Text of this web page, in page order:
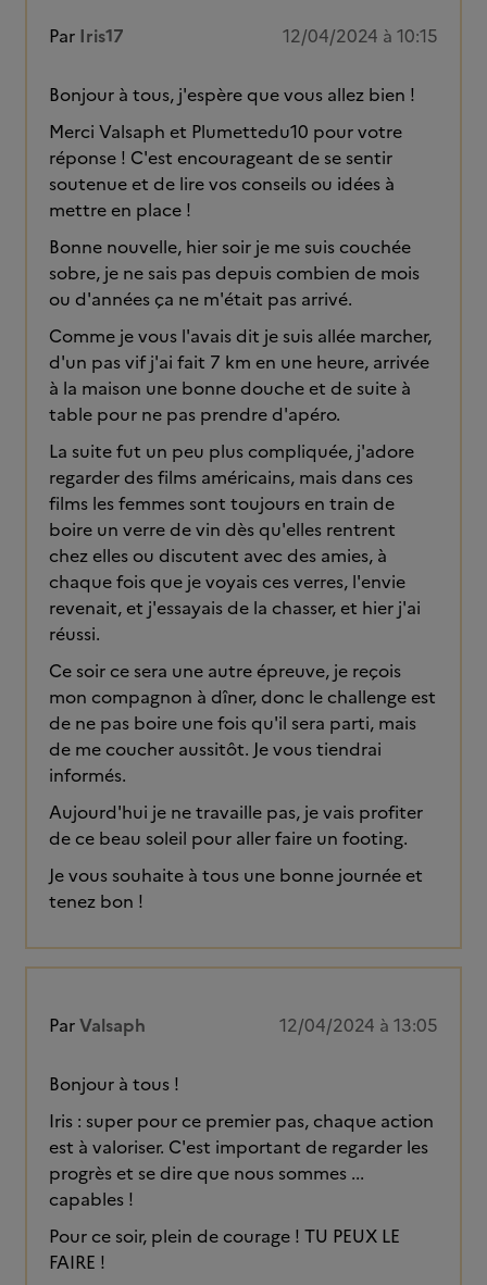
Par Iris17 12/04/2024 à 10:15
Bonjour à tous, j'espère que vous allez bien !
Merci Valsaph et Plumettedu10 pour votre
réponse ! C'est encourageant de se sentir
soutenue et de lire vos conseils ou idées à
mettre en place !
Bonne nouvelle, hier soir je me suis couchée
sobre, je ne sais pas depuis combien de mois
ou d'années ça ne m'était pas arrivé.
Comme je vous l'avais dit je suis allée marcher,
d'un pas vif j'ai fait 7 km en une heure, arrivée
à la maison une bonne douche et de suite à
table pour ne pas prendre d'apéro.
La suite fut un peu plus compliquée, j'adore
regarder des films américains, mais dans ces
films les femmes sont toujours en train de
boire un verre de vin dès qu'elles rentrent
chez elles ou discutent avec des amies, à
chaque fois que je voyais ces verres, l'envie
revenait, et j'essayais de la chasser, et hier j'ai
réussi.
Ce soir ce sera une autre épreuve, je reçois
mon compagnon à dîner, donc le challenge est
de ne pas boire une fois qu'il sera parti, mais
de me coucher aussitôt. Je vous tiendrai
informés.
Aujourd'hui je ne travaille pas, je vais profiter
de ce beau soleil pour aller faire un footing.
Je vous souhaite à tous une bonne journée et
tenez bon !
ParValsaph 12/04/2024 à 13:05
Bonjour à tous !
Iris : super pour ce premier pas, chaque action
est à valoriser. C'est important de regarder les
progrès et se dire que nous sommes ...
capables !
Pour ce soir, plein de courage ! TU PEUX LE
FAIRE !